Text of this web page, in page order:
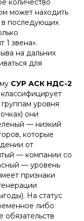
количество
может находить
последующих
1 звена».
на дальних
для
СУР АСК НДС-2
уровня
они
— низкий
которые
от
— компании со
— уровень
признаки
На статус
либо